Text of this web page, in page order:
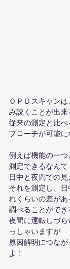
ＯＰＤスキャン
み説くことが出来
従来の測定と比
プローチが可能に
例えば機能の一
測定できるなんて
日中と夜間での見
それを測定し、
れくらいの差があ
調べることができ
夜間に運転しづ
っしゃいますが
原因解明につな
よ！